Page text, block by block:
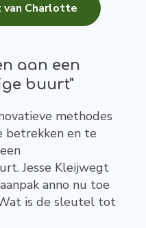
van Charlotte
aan een
buurt"
methodes
betrekken en te
Jesse Kleijwegt
anno nu toe
is de sleutel tot